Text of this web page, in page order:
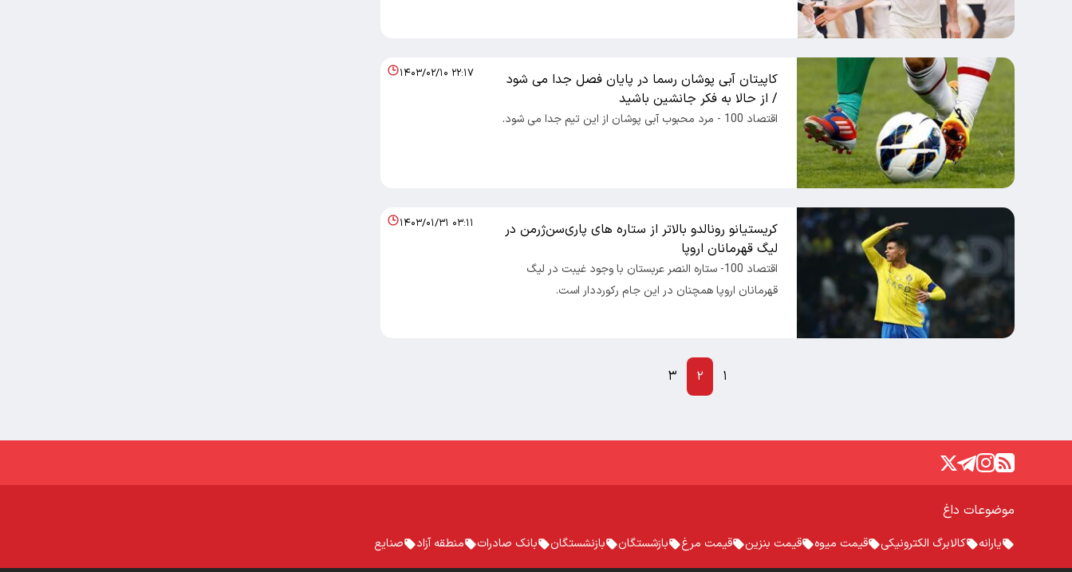
کاپیتان آبی پوشان رسما در پایان فصل جدا می شود
/ از حالا به فکر جانشین باشید
اقتصاد 100 - مرد محبوب آبی پوشان از این تیم جدا می شود.
۱۴۰۳/۰۲/۱۰ ۲۲:۱۷
کریستیانو رونالدو بالاتر از ستاره های پاری‌سن‌ژرمن در
لیگ قهرمانان اروپا
اقتصاد 100- ستاره النصر عربستان با وجود غیبت در لیگ
قهرمانان اروپا همچنان در این جام رکورددار است.
۱۴۰۳/۰۱/۳۱ ۰۳:۱۱
۱ ۲ ۳
موضوعات داغ
یارانه کالابرگ الکترونیکی قیمت میوه قیمت بنزین قیمت مرغ بازشستگان بازنشستگان بانک صادرات منطقه آزاد صنایع